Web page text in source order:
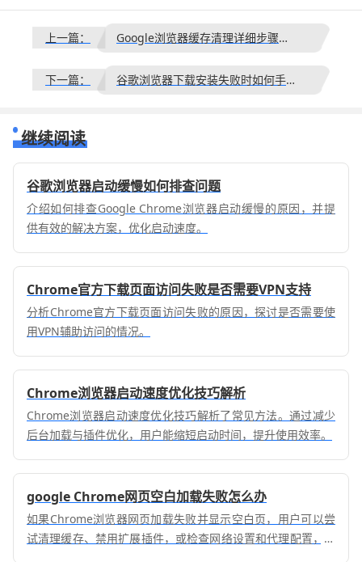
上一篇： Google浏览器缓存清理详细步骤教程
下一篇： 谷歌浏览器下载安装失败时如何手动清理残留文件
继续阅读
谷歌浏览器启动缓慢如何排查问题
介绍如何排查Google Chrome浏览器启动缓慢的原因，并提
供有效的解决方案，优化启动速度。
Chrome官方下载页面访问失败是否需要VPN支持
分析Chrome官方下载页面访问失败的原因，探讨是否需要使
用VPN辅助访问的情况。
Chrome浏览器启动速度优化技巧解析
Chrome浏览器启动速度优化技巧解析了常见方法。通过减少
后台加载与插件优化，用户能缩短启动时间，提升使用效率。
google Chrome网页空白加载失败怎么办
如果Chrome浏览器网页加载失败并显示空白页，用户可以尝
试清理缓存、禁用扩展插件，或检查网络设置和代理配置，解